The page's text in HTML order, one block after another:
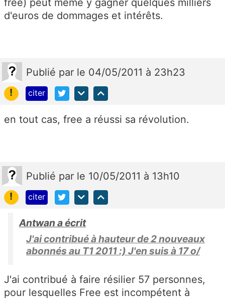
free) peut même y gagner quelques milliers
d'euros de dommages et intérêts.
Publié par le 04/05/2011 à 23h23
!
citer
en tout cas, free a réussi sa révolution.
Publié par le 10/05/2011 à 13h10
!
citer
Antwan a écrit
J'ai contribué à hauteur de 2 nouveaux
abonnés au T1 2011 :) J'en suis à 17 o/
J'ai contribué à faire résilier 57 personnes,
pour lesquelles Free est incompétent à